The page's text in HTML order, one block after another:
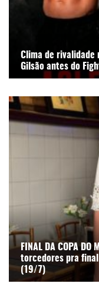
Clima de rivalidade
Gilsão antes do
FINAL DA COPA
torcedores pra
(19/7)